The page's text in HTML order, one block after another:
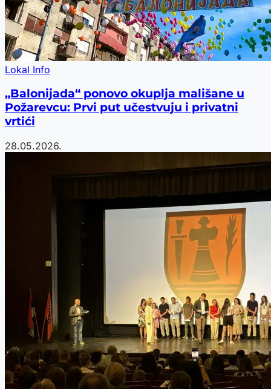
Lokal Info
„Balonijada“ ponovo okuplja mališane u
Požarevcu: Prvi put učestvuju i privatni
vrtići
28.05.2026.